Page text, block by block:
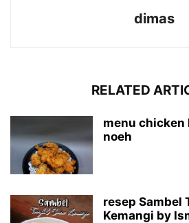
dimas
RELATED
menu chicken
noeh
resep Sambel
Kemangi by